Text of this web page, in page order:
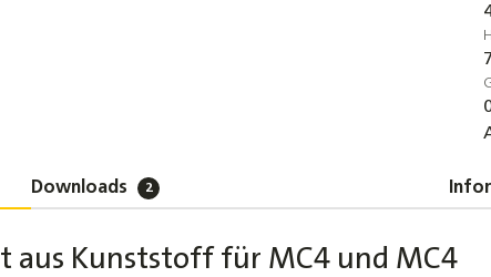
Downloads 2
aus Kunststoff für MC4 und MC4